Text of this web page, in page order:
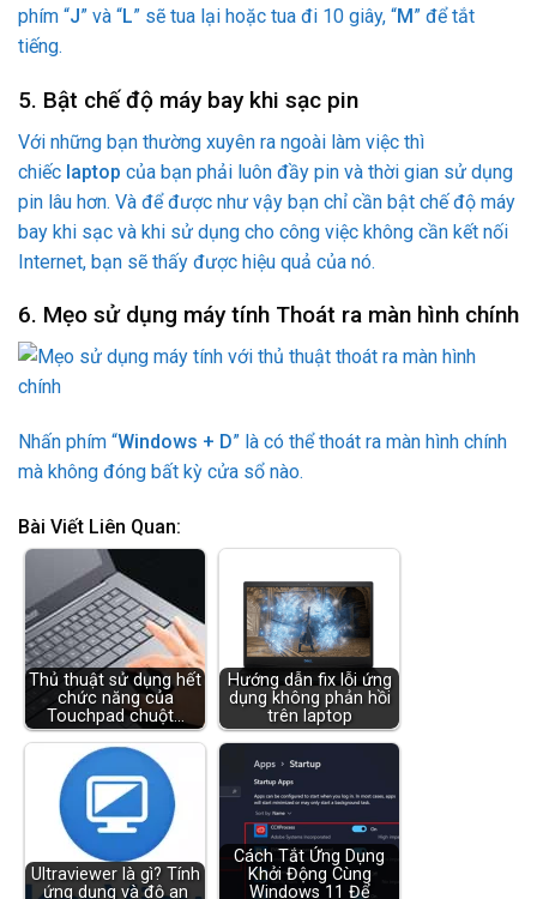
phím “J” và “L” sẽ tua lại hoặc tua đi 10 giây, “M ” để tắt
tiếng.
5. Bật chế độ máy bay khi sạc pin
Với những bạn thường xuyên ra ngoài làm việc thì
chiếc laptop của bạn phải luôn đầy pin và thời gian sử dụng
pin lâu hơn. Và để được như vậy bạn chỉ cần bật chế độ máy
bay khi sạc và khi sử dụng cho công việc không cần kết nối
Internet, bạn sẽ thấy được hiệu quả của nó.
6. Mẹo sử dụng máy tính Thoát ra màn hình chính
Nhấn phím “Windows + D” là có thể thoát ra màn hình chính
mà không đóng bất kỳ cửa sổ nào.
Bài Viết Liên Quan:
Thủ thuật sử dụng hết
chức năng của
Touchpad chuột…
Hướng dẫn fix lỗi ứng
dụng không phản hồi
trên laptop
Ultraviewer là gì? Tính
ứng dụng và độ an
Cách Tắt Ứng Dụng
Khởi Động Cùng
Windows 11 Để